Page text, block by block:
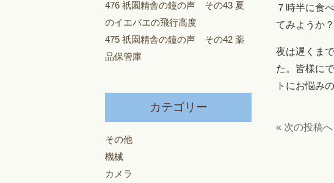
７時半に食
てみようか？
夜は遅くま
た。皆様に
トにお悩み
« 次の投稿へ
476 祇園精舎の鐘の声 その43 夏
のイエバエの飛行高度
475 祇園精舎の鐘の声 その42 薬
品保管庫
カテゴリー
その他
機械
カメラ